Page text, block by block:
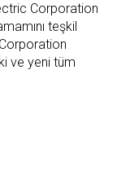
Corporation
teşkil
ve yeni tüm